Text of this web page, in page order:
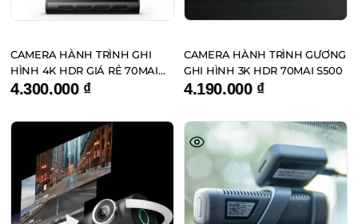
CAMERA HÀNH TRÌNH GHI
HÌNH 4K HDR GIÁ RẺ 70MAI
A810
4.300.000 ₫
CAMERA HÀNH TRÌNH GƯƠNG
GHI HÌNH 3K HDR 70MAI S500
4.190.000 ₫